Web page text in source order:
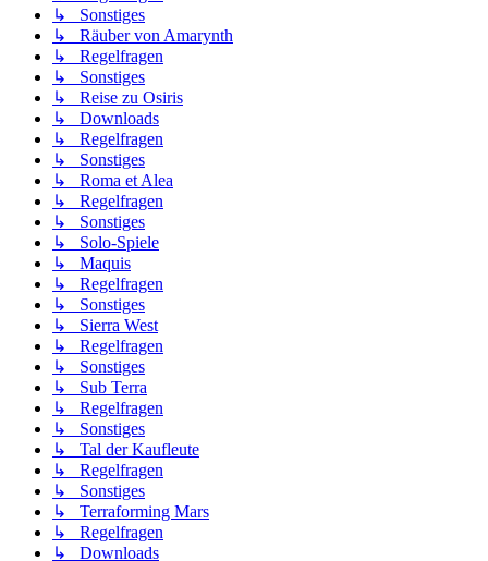
↳ Sonstiges
↳ Räuber von Amarynth
↳ Regelfragen
↳ Sonstiges
↳ Reise zu Osiris
↳ Downloads
↳ Regelfragen
↳ Sonstiges
↳ Roma et Alea
↳ Regelfragen
↳ Sonstiges
↳ Solo-Spiele
↳ Maquis
↳ Regelfragen
↳ Sonstiges
↳ Sierra West
↳ Regelfragen
↳ Sonstiges
↳ Sub Terra
↳ Regelfragen
↳ Sonstiges
↳ Tal der Kaufleute
↳ Regelfragen
↳ Sonstiges
↳ Terraforming Mars
↳ Regelfragen
↳ Downloads